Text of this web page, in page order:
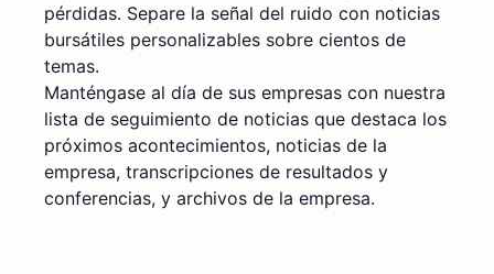
pérdidas. Separe la señal del ruido con noticias
bursátiles personalizables sobre cientos de
temas.
Manténgase al día de sus empresas con nuestra
lista de seguimiento de noticias que destaca los
próximos acontecimientos, noticias de la
empresa, transcripciones de resultados y
conferencias, y archivos de la empresa.